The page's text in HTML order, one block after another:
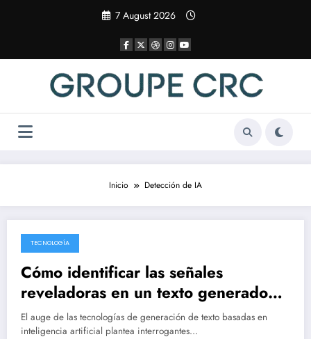
7 August 2026
Inicio Detección de IA
7 April 2025
TECNOLOGÍA
Cómo identificar las señales
reveladoras en un texto generado
por inteligencia artificial
El auge de las tecnologías de generación de texto basadas en
inteligencia artificial plantea interrogantes…